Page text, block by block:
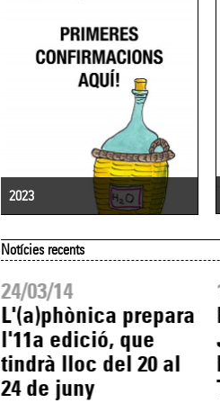
2023
Notícies recents
24/03/14
L'(a)phònica prepara
l'11a edició, que
tindrà lloc del 20 al
24 de juny